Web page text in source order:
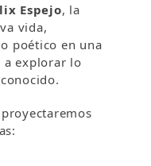
Espejo, la
vida,
poético en una
a explorar lo